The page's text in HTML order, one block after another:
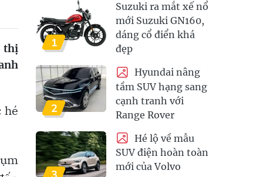
thị
hé
1
Suzuki ra mắt xế nổ
mới Suzuki GN160,
dáng cổ điển khá
đẹp
2
Hyundai nâng
tầm SUV hạng sang
cạnh tranh với
Range Rover
3
Hé lộ về mẫu
SUV điện hoàn toàn
mới của Volvo